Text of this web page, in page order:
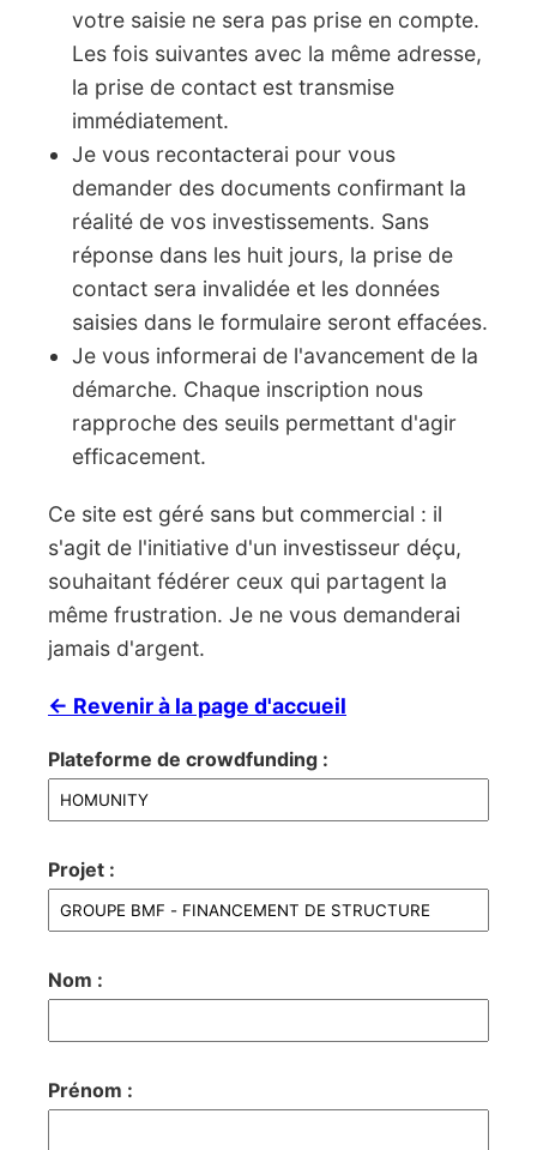
votre saisie ne sera pas prise en compte.
Les fois suivantes avec la même adresse,
la prise de contact est transmise
immédiatement.
Je vous recontacterai pour vous
demander des documents confirmant la
réalité de vos investissements. Sans
réponse dans les huit jours, la prise de
contact sera invalidée et les données
saisies dans le formulaire seront effacées.
Je vous informerai de l'avancement de la
démarche. Chaque inscription nous
rapproche des seuils permettant d'agir
efficacement.
Ce site est géré sans but commercial : il
s'agit de l'initiative d'un investisseur déçu,
souhaitant fédérer ceux qui partagent la
même frustration. Je ne vous demanderai
jamais d'argent.
← Revenir à la page d'accueil
Plateforme de crowdfunding :
Projet :
Nom :
Prénom :